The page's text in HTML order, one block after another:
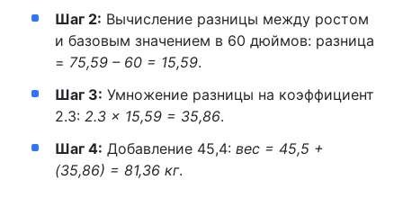
Шаг 2: Вычисление разницы между ростом
и базовым значением в 60 дюймов: разница
= 75,59 – 60 = 15,59.
Шаг 3: Умножение разницы на коэффициент
2.3: 2.3 × 15,59 = 35,86.
Шаг 4: Добавление 45,4: вес = 45,5 +
(35,86) = 81,36 кг.